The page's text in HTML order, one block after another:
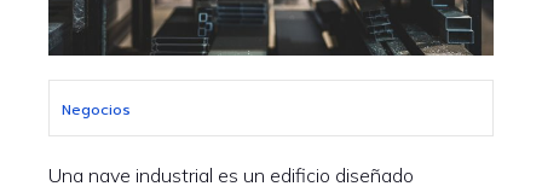
Negocios
Una nave industrial es un edificio diseñado